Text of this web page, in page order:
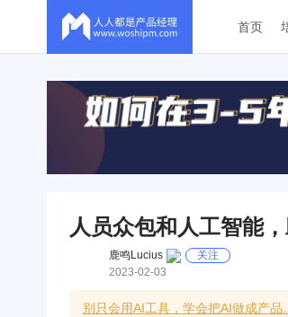
首页
人员众包和人工智能
鹿鸣Lucius
关注
2023-02-03
别只会用AI工具，学会把AI做成产品